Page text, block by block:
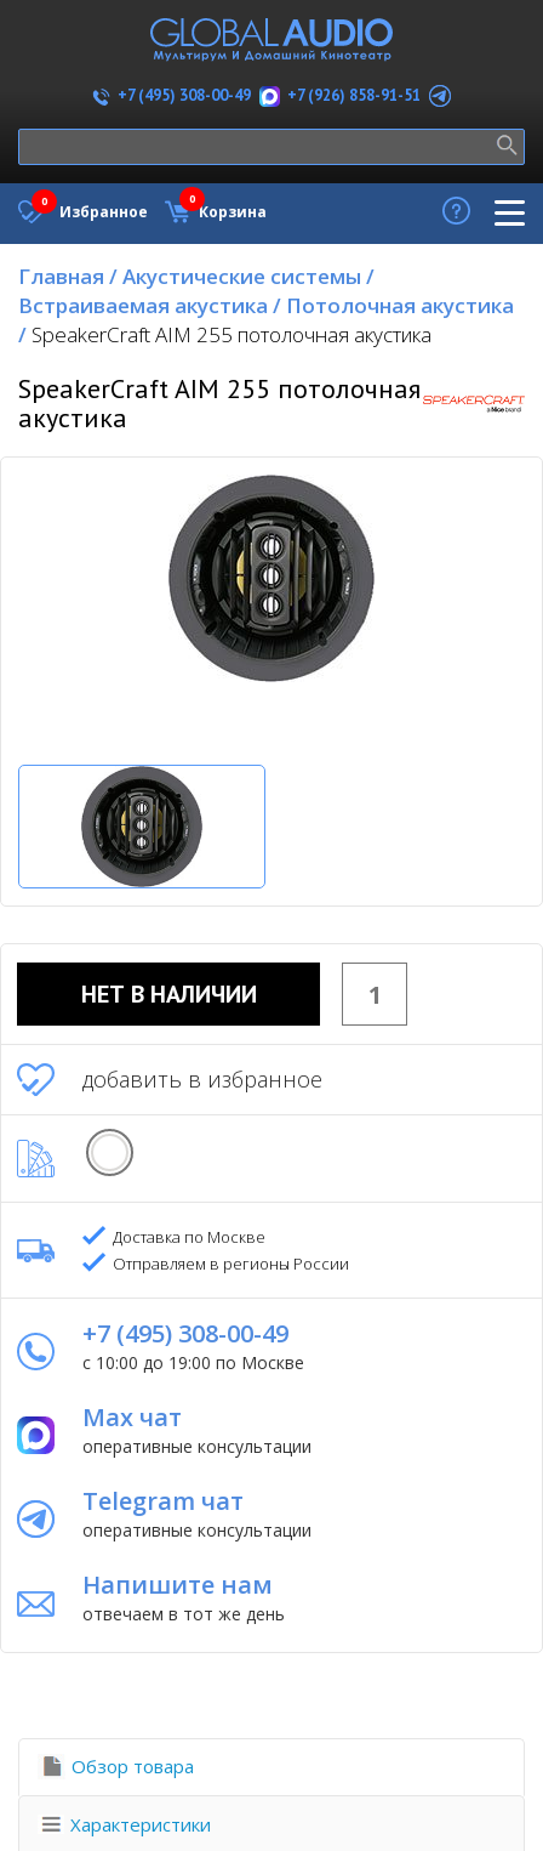
+7 (495) 308-00-49 +7 (926) 858-91-51
Избранное
0
Корзина
0
Главная /Акустические системы /
Встраиваемая акустика / Потолочная акустика
/ SpeakerCraft AIM 255 потолочная акустика
SpeakerCraft AIM 255 потолочная
акустика
НЕТ В НАЛИЧИИ
добавить в избранное
Доставка по Москве
Отправляем в регионы России
+7 (495) 308-00-49
с 10:00 до 19:00 по Москве
Max чат
оперативные консультации
Telegram чат
оперативные консультации
Напишите нам
отвечаем в тот же день
Обзор товара
Характеристики